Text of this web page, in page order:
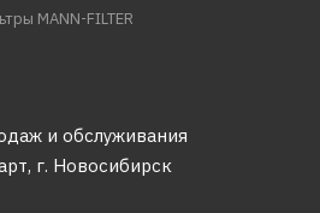
MANN-FILTER
и обслуживания
г. Новосибирск